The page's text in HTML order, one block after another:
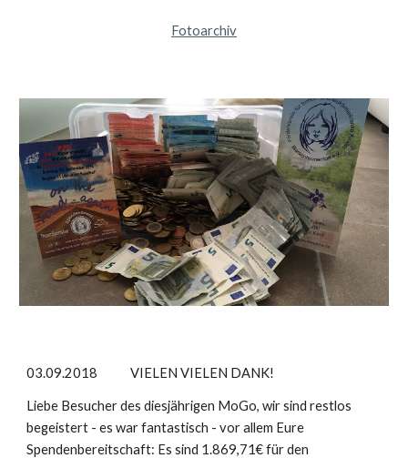
Fotoarchiv
03.09.2018 VIELEN VIELEN DANK!
Liebe Besucher des diesjährigen MoGo, wir sind restlos
begeistert - es war fantastisch - vor allem Eure
Spendenbereitschaft: Es sind 1.869,71€ für den